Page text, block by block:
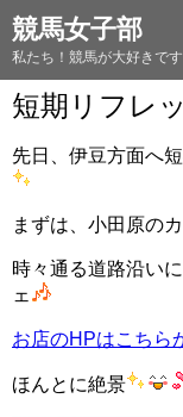
競馬女子部
私たち！競馬が大好きです
短期リフレ
先日、伊豆方面へ
まずは、小田原の
時々通る道路沿い
ェ
お店のHPはこちら
ほんとに絶景